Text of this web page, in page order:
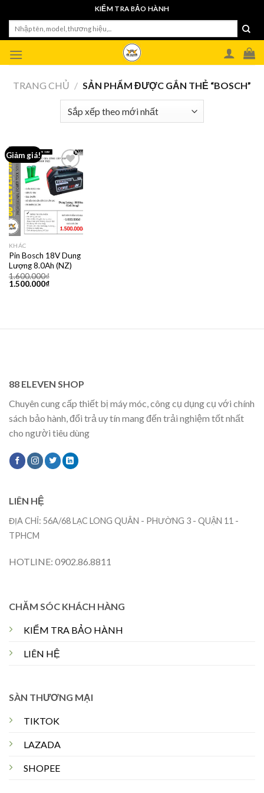
content
KIỂM TRA BẢO HÀNH
TRANG CHỦ / SẢN PHẨM ĐƯỢC GẮN THẺ “BOSCH”
Giảm giá!
KHÁC
Pin Bosch 18V Dung
Lượng 8.0Ah (NZ)
1.600.000₫
Giá
1.500.000₫Giá
88 ELEVEN SHOP
Chuyên cung cấp thiết bị máy móc, công cụ dụng cụ với chính
sách bảo hành, đổi trả uy tín mang đến trải nghiệm tốt nhất
cho người tiêu dùng
CHĂM SÓC KHÁCH HÀNG
KIỂM TRA BẢO HÀNH
LIÊN HỆ
SÀN THƯƠNG MẠI
TIKTOK
LAZADA
SHOPEE
LIÊN HỆ
ĐỊA CHỈ: 56A/68 LẠC LONG QUÂN - PHƯỜNG 3 - QUẬN 11 -
TPHCM
HOTLINE: 0902.86.8811